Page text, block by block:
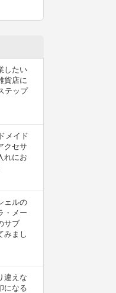
したい
貨店に
テップ
メイド
クセサ
れにお
ェルの
・メー
サブ
みまし
違えな
になる